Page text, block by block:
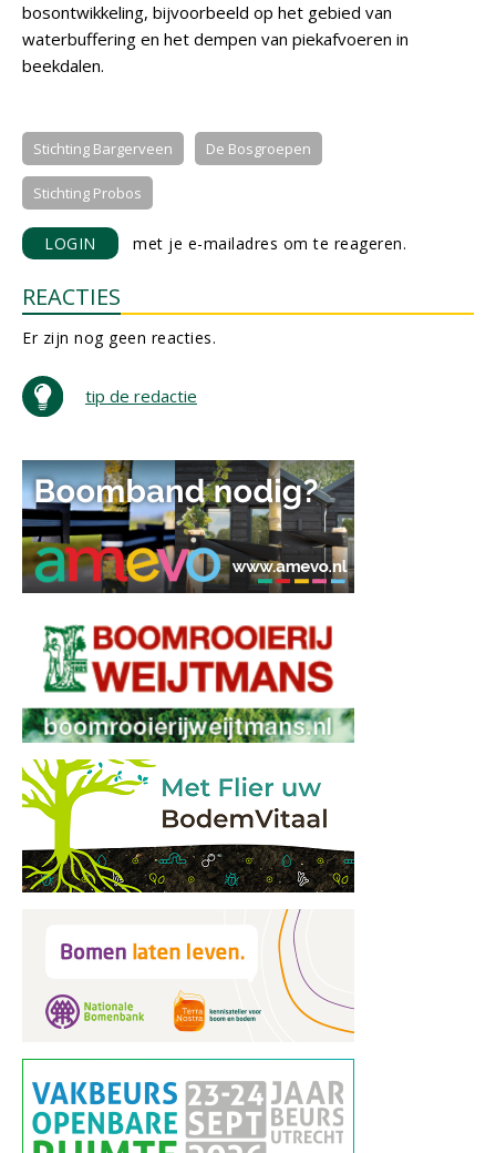
bosontwikkeling, bijvoorbeeld op het gebied van
waterbuffering en het dempen van piekafvoeren in
beekdalen.
Stichting Bargerveen De Bosgroepen
Stichting Probos
LOGIN met je e-mailadres om te reageren.
REACTIES
Er zijn nog geen reacties.
tip de redactie